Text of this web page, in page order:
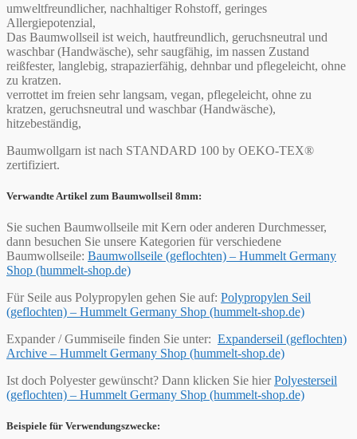
umweltfreundlicher, nachhaltiger Rohstoff, geringes
Allergiepotenzial,
Das Baumwollseil ist weich, hautfreundlich, geruchsneutral und
waschbar (Handwäsche), sehr saugfähig, im nassen Zustand
reißfester, langlebig, strapazierfähig, dehnbar und pflegeleicht, ohne
zu kratzen.
verrottet im freien sehr langsam, vegan, pflegeleicht, ohne zu
kratzen, geruchsneutral und waschbar (Handwäsche),
hitzebeständig,
Baumwollgarn ist nach STANDARD 100 by OEKO-TEX®
zertifiziert.
Verwandte Artikel zum Baumwollseil 8mm:
Sie suchen Baumwollseile mit Kern oder anderen Durchmesser,
dann besuchen Sie unsere Kategorien für verschiedene
Baumwollseile: Baumwollseile (geflochten) – Hummelt Germany
Shop (hummelt-shop.de)
Für Seile aus Polypropylen gehen Sie auf: Polypropylen Seil
(geflochten) – Hummelt Germany Shop (hummelt-shop.de)
Expander / Gummiseile finden Sie unter: Expanderseil (geflochten)
Archive – Hummelt Germany Shop (hummelt-shop.de)
Ist doch Polyester gewünscht? Dann klicken Sie hierPolyesterseil
(geflochten) – Hummelt Germany Shop (hummelt-shop.de)
Beispiele für Verwendungszwecke: